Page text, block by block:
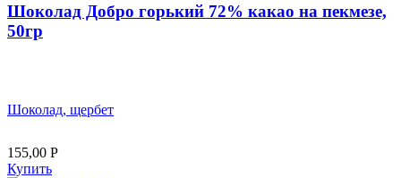
Шоколад Добро горький 72% какао на пекмезе,
50гр
Шоколад, щербет
155,00 Р
Купить